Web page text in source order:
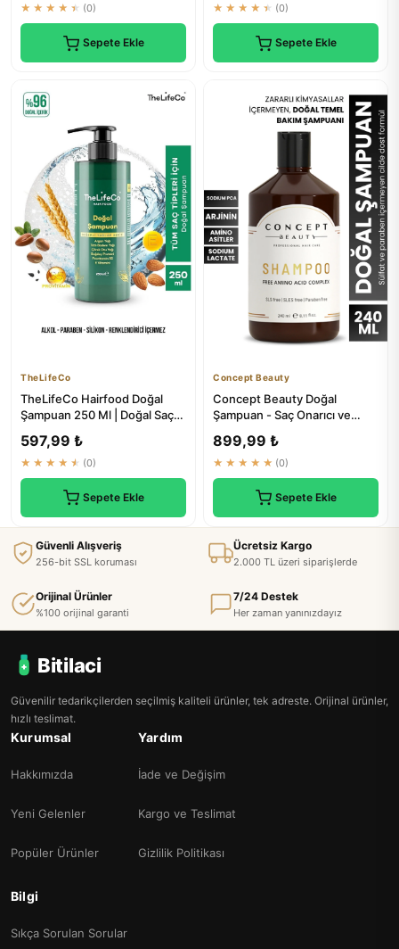
★★★★★ (0)
Sepete Ekle
★★★★★ (0)
Sepete Ekle
TheLifeCo
TheLifeCo Hairfood Doğal
Şampuan 250 Ml | Doğal Saç
597,99 ₺
★★★★★ (0)
Sepete Ekle
Concept Beauty
Concept Beauty Doğal
Şampuan - Saç Onarıcı ve
...
899,99 ₺
★★★★★ (0)
Sepete Ekle
Güvenli Alışveriş
256-bit SSL koruması
Ücretsiz Kargo
2.000 TL üzeri siparişlerde
Orijinal Ürünler
%100 orijinal garanti
7/24 Destek
Her zaman yanınızdayız
Bitilaci
Güvenilir tedarikçilerden seçilmiş kaliteli ürünler, tek adreste. Orijinal ürünler,
hızlı teslimat.
Kurumsal
Hakkımızda
Yeni Gelenler
Popüler Ürünler
Yardım
İade ve Değişim
Kargo ve Teslimat
Gizlilik Politikası
Bilgi
Sıkça Sorulan Sorular